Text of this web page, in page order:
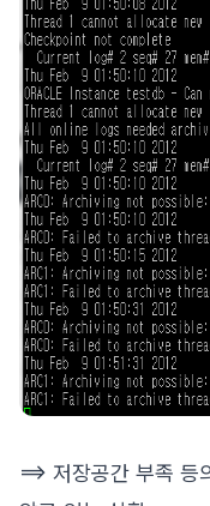
==> 저장공간 부족